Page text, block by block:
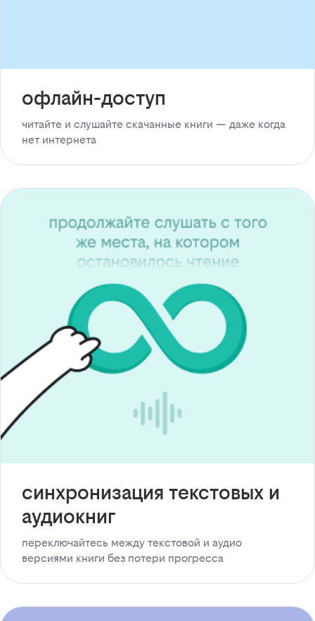
офлайн-доступ
читайте и слушайте скачанные книги — даже когда
нет интернета
синхронизация текстовых и
аудиокниг
переключайтесь между текстовой и аудио
версиями книги без потери прогресса